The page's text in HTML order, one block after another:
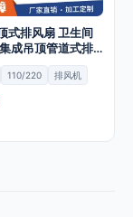
式排风扇 卫生间
成吊顶管道式排
110/220 排风机